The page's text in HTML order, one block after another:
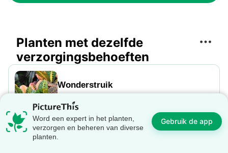
Planten met dezelfde
verzorgingsbehoeften
Wonderstruik
variegatum) heeft zeer opvallende, kleurrijke
bladeren en is daarom een geliefde
kamerplant in Europa. De bladpatronen
kunnen groen, geel, rood, paars, roze,
Word een expert in het planten,
verzorgen en beheren van diverse
planten.
Gebruik de app